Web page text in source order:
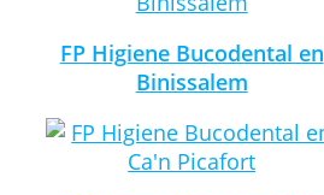
FP Higiene Bucodental en
Binissalem